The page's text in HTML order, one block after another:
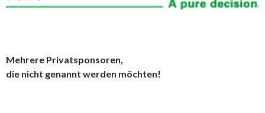
Mehrere Privatsponsoren,
die nicht genannt werden möchten!